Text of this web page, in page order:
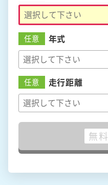
任意 年式
任意 走行距離
無料